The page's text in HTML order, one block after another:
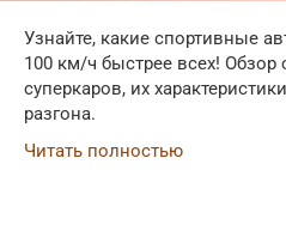
Узнайте, какие спортивные
100 км/ч быстрее всех!
суперкаров, их
разгона.
Читать полностью